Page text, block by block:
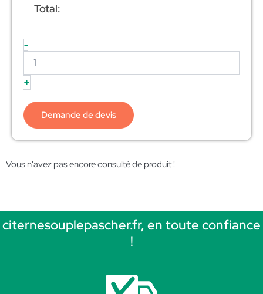
Total:
-
+
Demande de devis
Vous n'avez pas encore consulté de produit !
citernesouplepascher.fr, en toute confiance
!